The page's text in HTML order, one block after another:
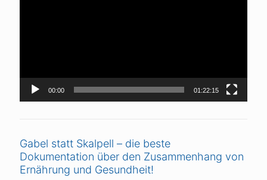
00:00 01:22:15
Gabel statt Skalpell – die beste
Dokumentation über den Zusammenhang von
Ernährung und Gesundheit!